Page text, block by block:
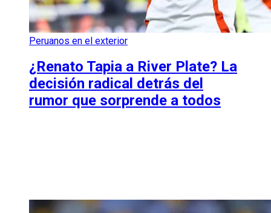
Peruanos en el exterior
¿Renato Tapia a River Plate? La
decisión radical detrás del
rumor que sorprende a todos